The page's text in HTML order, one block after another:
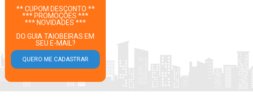
** CUPOM DESCONTO **
*** PROMOÇÕES ***
*** NOVIDADES ***
DO GUIA TAIOBEIRAS EM
SEU E-MAIL?